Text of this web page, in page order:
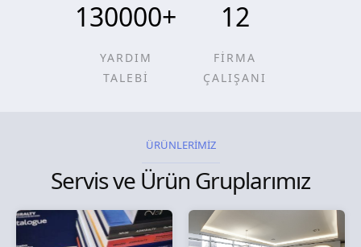
130000+
YARDIM
TALEBİ
12
FİRMA
ÇALIŞANI
ÜRÜNLERİMİZ
Servis ve Ürün Gruplarımız